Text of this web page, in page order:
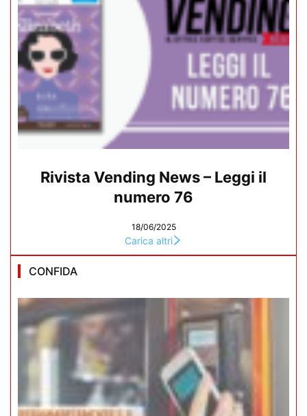
Rivista Vending News – Leggi il
numero 76
18/06/2025
Carica altri
CONFIDA